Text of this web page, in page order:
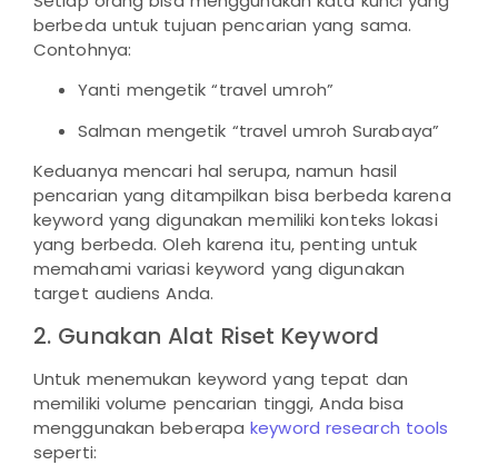
berbeda untuk tujuan pencarian yang sama.
Contohnya:
Yanti mengetik “travel umroh”
Salman mengetik “travel umroh Surabaya”
Keduanya mencari hal serupa, namun hasil
pencarian yang ditampilkan bisa berbeda karena
keyword yang digunakan memiliki konteks lokasi
yang berbeda. Oleh karena itu, penting untuk
memahami variasi keyword yang digunakan
target audiens Anda.
2. Gunakan Alat Riset Keyword
Untuk menemukan keyword yang tepat dan
memiliki volume pencarian tinggi, Anda bisa
menggunakan beberapakeyword research tools
seperti: